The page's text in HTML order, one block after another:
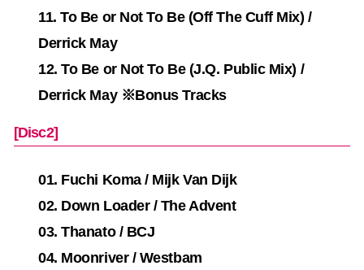
11. To Be or Not To Be (Off The Cuff Mix) /
Derrick May
12. To Be or Not To Be (J.Q. Public Mix) /
Derrick May ※Bonus Tracks
[Disc2]
01. Fuchi Koma / Mijk Van Dijk
02. Down Loader / The Advent
03. Thanato / BCJ
04. Moonriver / Westbam